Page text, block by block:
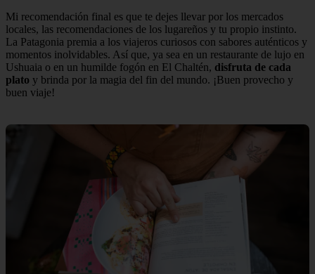
Mi recomendación final es que te dejes llevar por los mercados
locales, las recomendaciones de los lugareños y tu propio instinto.
La Patagonia premia a los viajeros curiosos con sabores auténticos y
momentos inolvidables. Así que, ya sea en un restaurante de lujo en
Ushuaia o en un humilde fogón en El Chaltén, disfruta de cada
plato y brinda por la magia del fin del mundo. ¡Buen provecho y
buen viaje!